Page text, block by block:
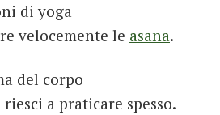
di yoga
velocemente le asana.
del corpo
a praticare spesso.